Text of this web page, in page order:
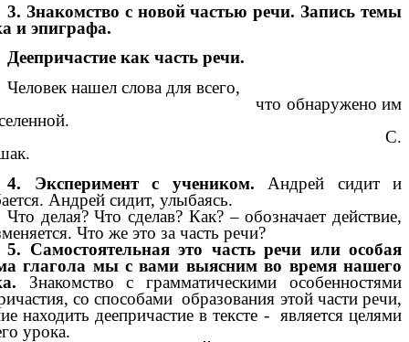
3. Знакомство с новой частью речи. Запись темы
и эпиграфа.
Деепричастие как часть речи.
Человек нашел слова для всего,
что обнаружено им
С.
4. Эксперимент с учеником. Андрей сидит и
Андрей сидит, улыбаясь.
Что делая? Что сделав? Как? – обозначает действие,
Что же это за часть речи?
5. Самостоятельная это часть речи или особая
глагола мы с вами выясним во время нашего
Знакомство с грамматическими особенностями
со способами образования этой части речи,
находить деепричастие в тексте - является целями
урока.